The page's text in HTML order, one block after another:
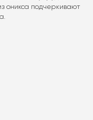
оникса подчеркивают